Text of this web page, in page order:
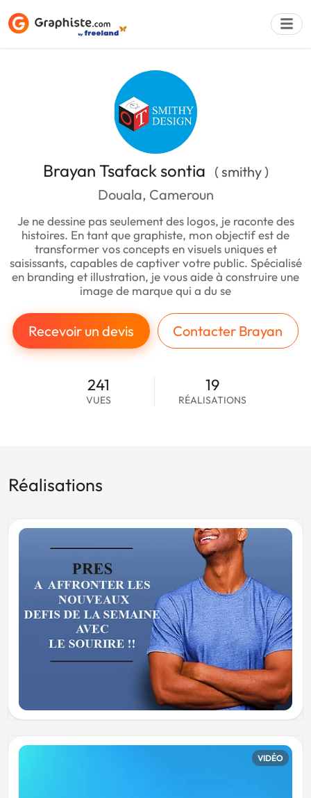
Brayan Tsafack sontia ( smithy )
Douala, Cameroun
Je ne dessine pas seulement des logos, je raconte des
histoires. En tant que graphiste, mon objectif est de
transformer vos concepts en visuels uniques et
saisissants, capables de captiver votre public. Spécialisé
en branding et illustration, je vous aide à construire une
image de marque qui a du se
Recevoir un devis Contacter Brayan
241
VUES
19
RÉALISATIONS
Réalisations
VIDÉO